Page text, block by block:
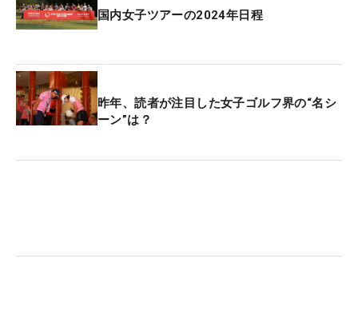
国内男子ツアーは3月28日に初日を迎える「東建ホ
ームメイトカップ」から、24年シーズンがスタート
れは史上最少の大会数という、さびしい結果になっ
た。海外への道も切り開かれるだけに、昨年の中
島、金谷、蝉川のようなニューウェーブによる賞金
国内女子ツアーの2024年日程
昨年、読者が注目した女子ゴルフ界の“名シ
ーン”は？